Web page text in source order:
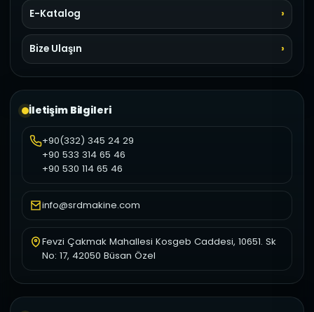
E-Katalog
Bize Ulaşın
İletişim Bilgileri
+90(332) 345 24 29
+90 533 314 65 46
+90 530 114 65 46
info@srdmakine.com
Fevzi Çakmak Mahallesi Kosgeb Caddesi, 10651. Sk
No: 17, 42050 Büsan Özel